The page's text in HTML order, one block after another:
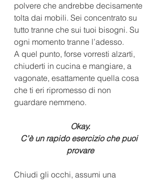
polvere che andrebbe decisamente
tolta dai mobili. Sei concentrato su
tutto tranne che sui tuoi bisogni. Su
ogni momento tranne l’adesso.
A quel punto, forse vorresti alzarti,
chiuderti in cucina e mangiare, a
vagonate, esattamente quella cosa
che ti eri ripromesso di non
guardare nemmeno.
Okay.
C’è un rapido esercizio che puoi
provare
Chiudi gli occhi, assumi una